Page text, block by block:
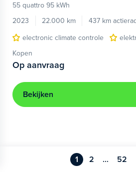
55 quattro 95 kWh
2023
22.000 km 437 km
electronic climate controle
Kopen
Op aanvraag
Bekijken
1 2 ... 52